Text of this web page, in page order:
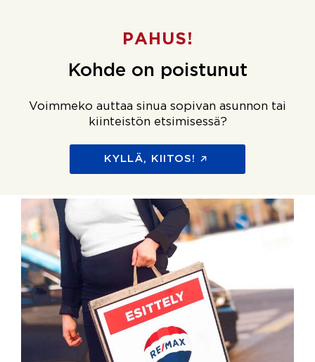
PAHUS!
Kohde on poistunut
Voimmeko auttaa sinua sopivan asunnon tai
kiinteistön etsimisessä?
KYLLÄ, KIITOS!